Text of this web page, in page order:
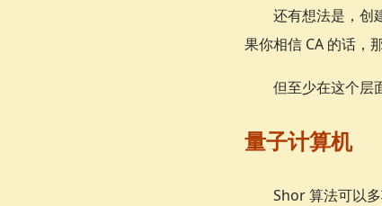
还有想法是，创
果你相信 CA 的话，
但至少在这个层
量子计算机
Shor 算法可以